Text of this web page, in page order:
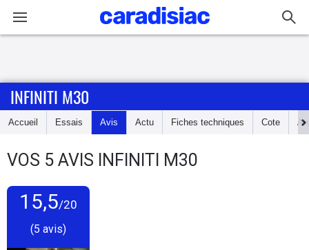
Accueil
Essais
Guide
INFINITI M30
Accueil Essais Avis Actu Fiches techniques Cote
VOS 5 AVIS INFINITI M30
15,5/20
(5 avis)